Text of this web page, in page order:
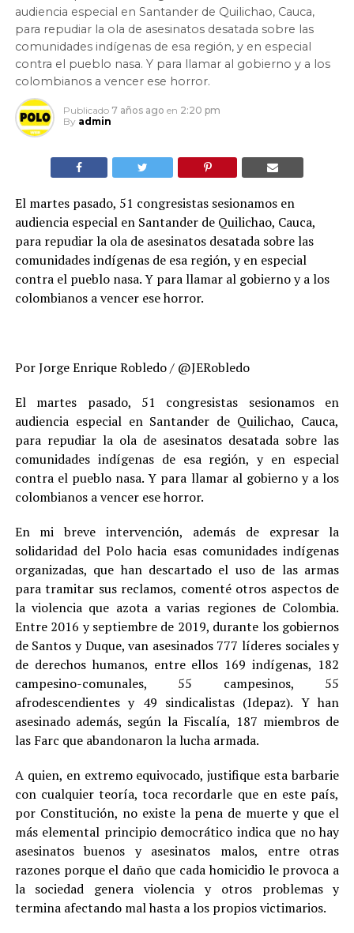
audiencia especial en Santander de Quilichao, Cauca,
para repudiar la ola de asesinatos desatada sobre las
comunidades indígenas de esa región, y en especial
contra el pueblo nasa. Y para llamar al gobierno y a los
colombianos a vencer ese horror.
Publicado 7 años ago en 2:20 pm
By admin
El martes pasado, 51 congresistas sesionamos en
audiencia especial en Santander de Quilichao, Cauca,
para repudiar la ola de asesinatos desatada sobre las
comunidades indígenas de esa región, y en especial
contra el pueblo nasa. Y para llamar al gobierno y a los
colombianos a vencer ese horror.
Por Jorge Enrique Robledo / @JERobledo
El martes pasado, 51 congresistas sesionamos en
audiencia especial en Santander de Quilichao, Cauca,
para repudiar la ola de asesinatos desatada sobre las
comunidades indígenas de esa región, y en especial
contra el pueblo nasa. Y para llamar al gobierno y a los
colombianos a vencer ese horror.
En mi breve intervención, además de expresar la
solidaridad del Polo hacia esas comunidades indígenas
organizadas, que han descartado el uso de las armas
para tramitar sus reclamos, comenté otros aspectos de
la violencia que azota a varias regiones de Colombia.
Entre 2016 y septiembre de 2019, durante los gobiernos
de Santos y Duque, van asesinados 777 líderes sociales y
de derechos humanos, entre ellos 169 indígenas, 182
campesino-comunales, 55 campesinos, 55
afrodescendientes y 49 sindicalistas (Idepaz). Y han
asesinado además, según la Fiscalía, 187 miembros de
las Farc que abandonaron la lucha armada.
A quien, en extremo equivocado, justifique esta barbarie
con cualquier teoría, toca recordarle que en este país,
por Constitución, no existe la pena de muerte y que el
más elemental principio democrático indica que no hay
asesinatos buenos y asesinatos malos, entre otras
razones porque el daño que cada homicidio le provoca a
la sociedad genera violencia y otros problemas y
termina afectando mal hasta a los propios victimarios.